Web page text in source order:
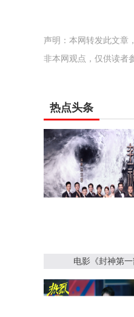
声明：本网转发此文章
非本网观点，仅供读者
热点头条
电影《封神第